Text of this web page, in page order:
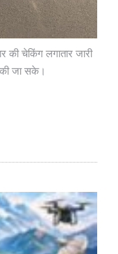
की चेकिंग लगातार जारी
की जा सके।